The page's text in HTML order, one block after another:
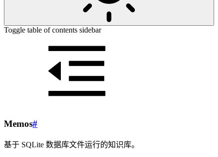
Toggle table of contents sidebar
Memos#
基于 SQLite 数据库文件运行的知识库。